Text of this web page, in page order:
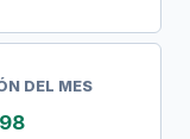
DEL MES